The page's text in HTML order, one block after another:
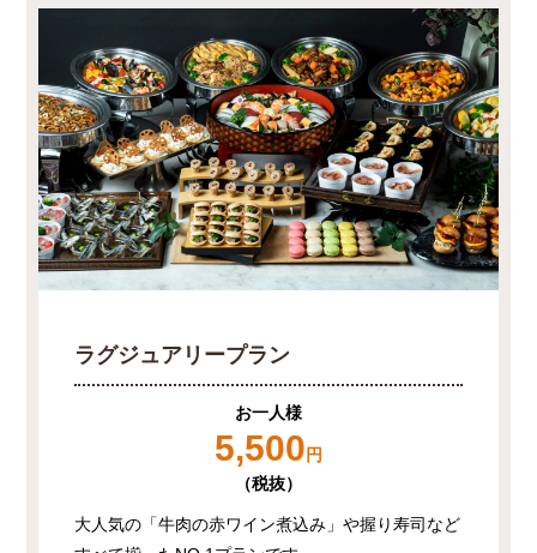
ラグジュアリープラン
お一人様
5,500 円
（税抜）
大人気の「牛肉の赤ワイン煮込み」や握り寿司など